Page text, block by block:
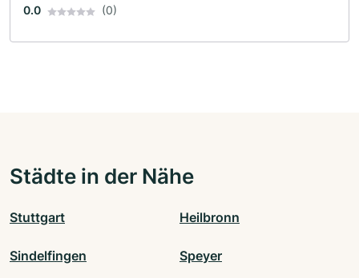
0.0 (0)
Städte in der Nähe
Stuttgart Heilbronn
Sindelfingen Speyer